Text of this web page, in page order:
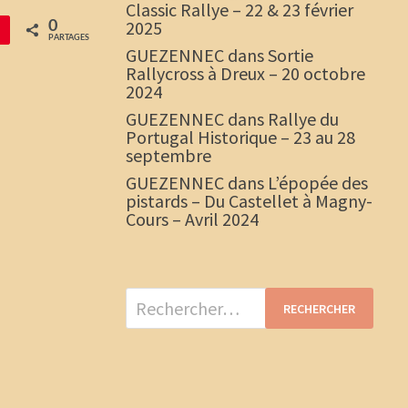
0
PARTAGES
Classic Rallye – 22 & 23 février
2025
GUEZENNEC dansSortie
Rallycross à Dreux – 20 octobre
2024
GUEZENNEC dans Rallye du
Portugal Historique – 23 au 28
septembre
GUEZENNEC dans L’épopée des
pistards – Du Castellet à Magny-
Cours – Avril 2024
Rechercher :